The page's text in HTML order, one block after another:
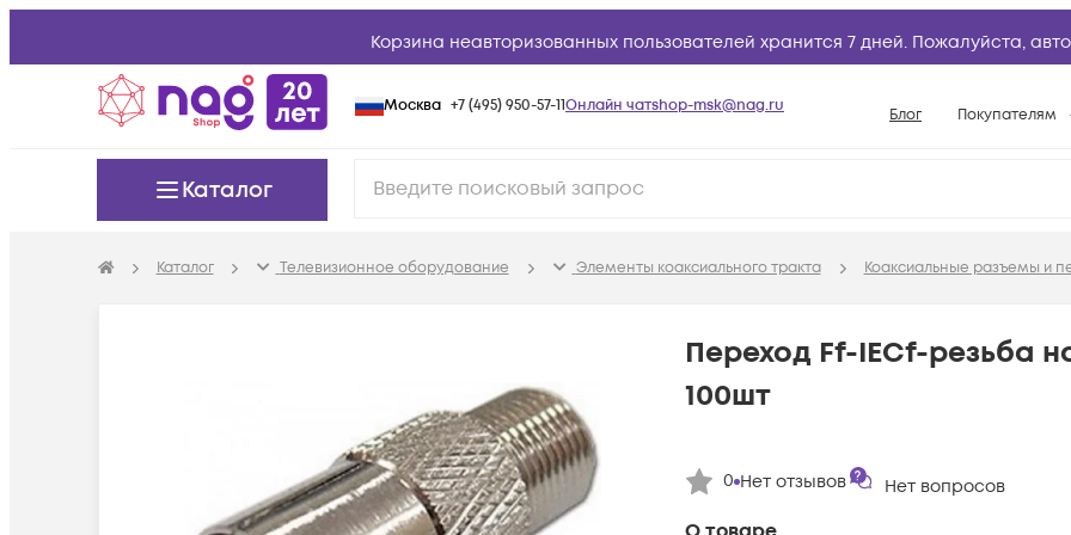
Корзина неавторизованных пользователей хранится 7 дней. Пожалуйста,
Москва +7 (495) 950-57-11Онлайн чатshop-msk@nag.ru Блог Покупателям
Условия
Возврат
Конфигураторы
Каталог
Каталог Телевизионное оборудование Элементы коаксиального тракта Коаксиальные разъемы и
Переход Ff-IECf-резьба
100шт
0 Нет отзывов Нет вопросов